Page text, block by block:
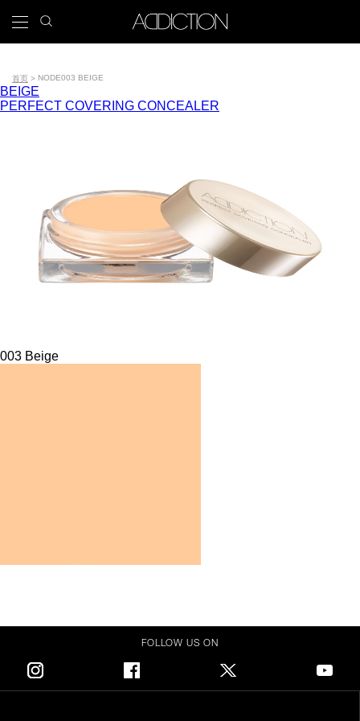
转
到
要
内
容
Main
Tools
icon
面
首页 NODE003 BEIGE
BEIGE
PERFECT COVERING CONCEALER
003 Beige
FOLLOW US ON
Instagram Facebook Twitter Youtube